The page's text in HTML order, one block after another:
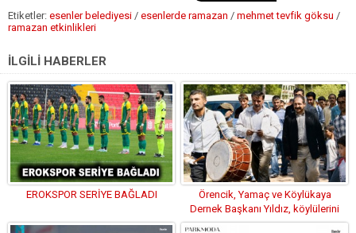
Etiketler: esenler belediyesi / esenlerde ramazan / mehmet tevfik göksu /
ramazan etkinlikleri
İLGİLİ HABERLER
EROKSPOR SERİYE BAĞLADI
Örencik, Yamaç ve Köylükaya
Dernek Başkanı Yıldız, köylülerini
piknikte buluşturdu